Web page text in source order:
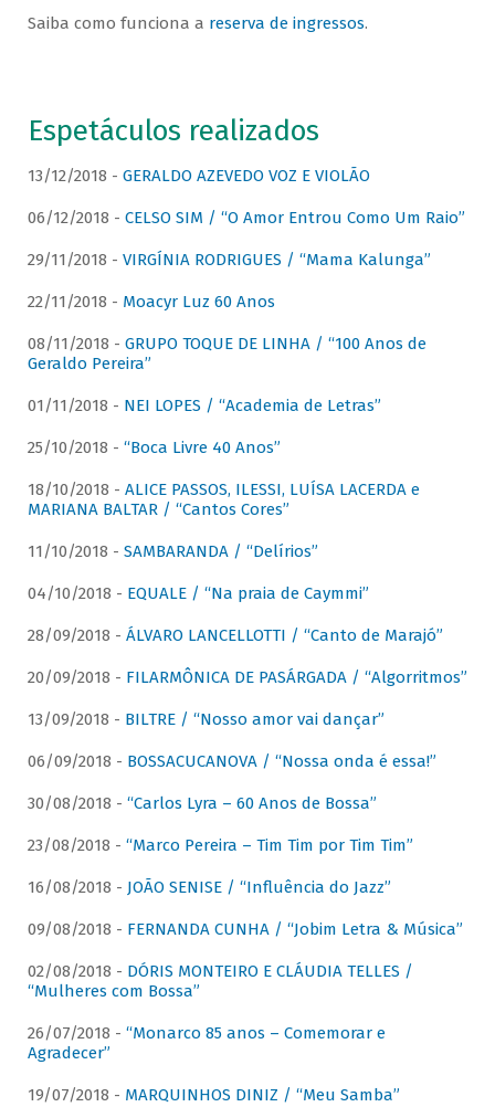
Saiba como funciona a reserva de ingressos.
Espetáculos realizados
13/12/2018 - GERALDO AZEVEDO VOZ E VIOLÃO
06/12/2018 - CELSO SIM / “O Amor Entrou Como Um Raio”
29/11/2018 - VIRGÍNIA RODRIGUES / “Mama Kalunga”
22/11/2018 - Moacyr Luz 60 Anos
08/11/2018 - GRUPO TOQUE DE LINHA / “100 Anos de
Geraldo Pereira”
01/11/2018 - NEI LOPES / “Academia de Letras”
25/10/2018 - “Boca Livre 40 Anos”
18/10/2018 - ALICE PASSOS, ILESSI, LUÍSA LACERDA e
MARIANA BALTAR / “Cantos Cores”
11/10/2018 - SAMBARANDA / “Delírios”
04/10/2018 - EQUALE / “Na praia de Caymmi”
28/09/2018 - ÁLVARO LANCELLOTTI / “Canto de Marajó”
20/09/2018 - FILARMÔNICA DE PASÁRGADA / “Algorritmos”
13/09/2018 - BILTRE / “Nosso amor vai dançar”
06/09/2018 - BOSSACUCANOVA / “Nossa onda é essa!”
30/08/2018 - “Carlos Lyra – 60 Anos de Bossa”
23/08/2018 - “Marco Pereira – Tim Tim por Tim Tim”
16/08/2018 - JOÃO SENISE / “Influência do Jazz”
09/08/2018 - FERNANDA CUNHA / “Jobim Letra & Música”
02/08/2018 - DÓRIS MONTEIRO E CLÁUDIA TELLES /
“Mulheres com Bossa”
26/07/2018 - “Monarco 85 anos – Comemorar e
Agradecer”
19/07/2018 - MARQUINHOS DINIZ / “Meu Samba”